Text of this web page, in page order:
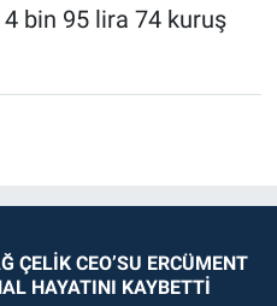
bin 95 lira 74 kuruş
ÇELİK CEO’SU ERCÜMENT
HAYATINI KAYBETTİ